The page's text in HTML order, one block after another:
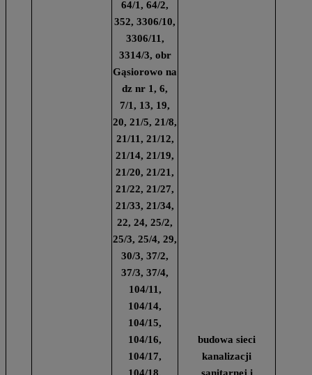
64/1, 64/2,
352, 3306/10,
3306/11,
3314/3, obr
Gąsiorowo na
dz nr 1, 6,
7/1, 13, 19,
20, 21/5, 21/8,
21/11, 21/12,
21/14, 21/19,
21/20, 21/21,
21/22, 21/27,
21/33, 21/34,
22, 24, 25/2,
25/3, 25/4, 29,
30/3, 37/2,
37/3, 37/4,
104/11,
104/14,
104/15,
104/16,
104/17,
budowa sieci
kanalizacji